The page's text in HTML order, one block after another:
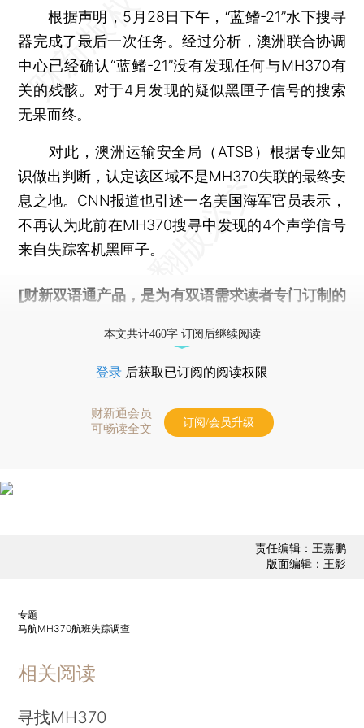
根据声明，5月28日下午，“蓝鳍-21”水下搜寻
器完成了最后一次任务。经过分析，澳洲联合协调
中心已经确认“蓝鳍-21”没有发现任何与MH370有
关的残骸。对于4月发现的疑似黑匣子信号的搜索
无果而终。
对此，澳洲运输安全局（ATSB）根据专业知
识做出判断，认定该区域不是MH370失联的最终安
息之地。CNN报道也引述一名美国海军官员表示，
不再认为此前在MH370搜寻中发现的4个声学信号
来自失踪客机黑匣子。
[财新双语通产品，是为有双语需求读者专门订制的
本文共计460字 订阅后继续阅读
登录 后获取已订阅的阅读权限
财新通会员
可畅读全文
订阅/会员升级
责任编辑：王嘉鹏
版面编辑：王影
专题
马航MH370航班失踪调查
相关阅读
寻找MH370